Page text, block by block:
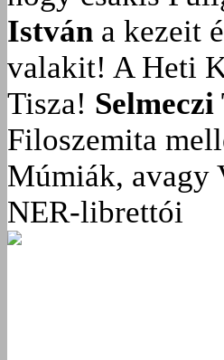
István a kezeit
valakit! A Heti
Tisza!
Filoszemita
Múmiák, avagy
NER-librettói